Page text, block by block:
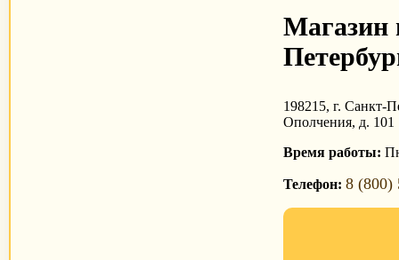
Магазин
198215, г. Санкт-
Ополчения, д. 101
Время работы:
Телефон:8 (800)